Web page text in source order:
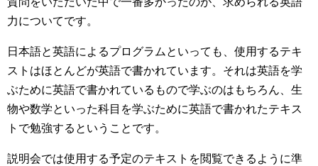
力についてです。
日本語と英語によるプログラムといっても、使用するテキ
ストはほとんどが英語で書かれています。それは英語を学
ぶために英語で書かれているもので学ぶのはもちろん、生
物や数学といった科目を学ぶために英語で書かれたテキス
トで勉強するということです。
説明会では使用する予定のテキストを閲覧できるように準